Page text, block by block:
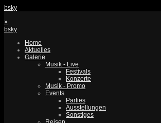
bsky
×
bsky
Home
Aktuelles
Galerie
Musik - Live
Festivals
Konzerte
Musik - Promo
Events
Parties
Ausstellungen
Sonstiges